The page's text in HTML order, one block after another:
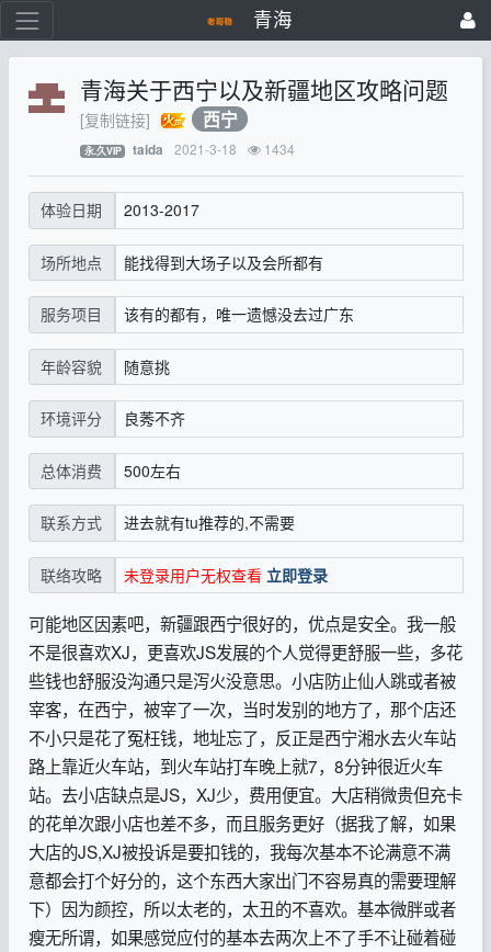
青海
青海关于西宁以及新疆地区攻略问题
[复制链接] 西宁
永.久VIP taida 2021-3-18 1434
体验日期 2013-2017
场所地点 能找得到大场子以及会所都有
服务项目 该有的都有，唯一遗憾没去过广东
年龄容貌 随意挑
环境评分 良莠不齐
总体消费 500左右
联系方式 进去就有tu推荐的,不需要
联络攻略 未登录用户无权查看 立即登录
可能地区因素吧，新疆跟西宁很好的，优点是安全。我一般
不是很喜欢XJ，更喜欢JS发展的个人觉得更舒服一些，多花
些钱也舒服没沟通只是泻火没意思。小店防止仙人跳或者被
宰客，在西宁，被宰了一次，当时发别的地方了，那个店还
不小只是花了冤枉钱，地址忘了，反正是西宁湘水去火车站
路上靠近火车站，到火车站打车晚上就7，8分钟很近火车
站。去小店缺点是JS，XJ少，费用便宜。大店稍微贵但充卡
的花单次跟小店也差不多，而且服务更好（据我了解，如果
大店的JS,XJ被投诉是要扣钱的，我每次基本不论满意不满
意都会打个好分的，这个东西大家出门不容易真的需要理解
下）因为颜控，所以太老的，太丑的不喜欢。基本微胖或者
瘦无所谓，如果感觉应付的基本去两次上不了手不让碰着碰